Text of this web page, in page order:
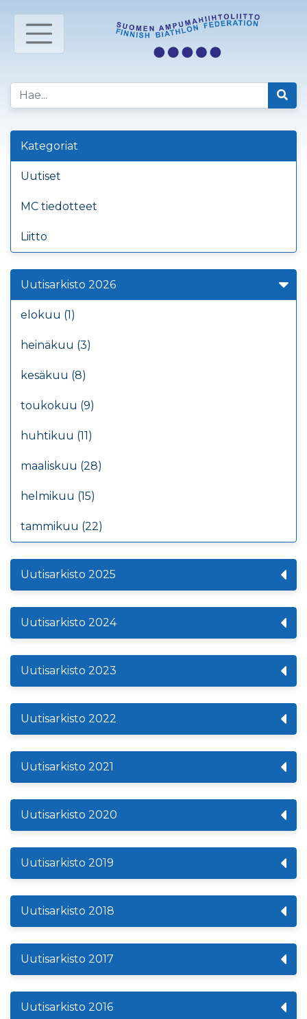
Kategoriat
Uutiset
MC tiedotteet
Liitto
Uutisarkisto 2026
elokuu (1)
heinäkuu (3)
kesäkuu (8)
toukokuu (9)
huhtikuu (11)
maaliskuu (28)
helmikuu (15)
tammikuu (22)
Uutisarkisto 2025
Uutisarkisto 2024
Uutisarkisto 2023
Uutisarkisto 2022
Uutisarkisto 2021
Uutisarkisto 2020
Uutisarkisto 2019
Uutisarkisto 2018
Uutisarkisto 2017
Uutisarkisto 2016